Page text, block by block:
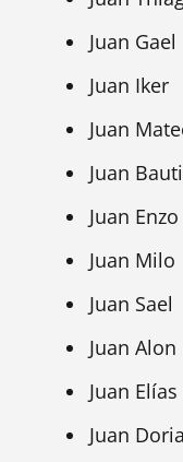
Juan Gael
Juan Iker
Juan
Juan
Juan Enzo
Juan Milo
Juan Sael
Juan Alon
Juan Elías
Juan